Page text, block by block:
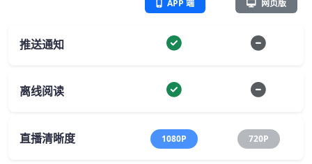
APP 端 网页版
推送通知
离线阅读
直播清晰度 1080P 720P